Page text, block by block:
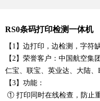
RS0条码打印检测一体机
【1】边打印，边检测，字
【2】荣誉客户： 中国航空集
仁宝、联宝、英业达、大陆、
【3】功能：
① 打印同时在线检查， 防止